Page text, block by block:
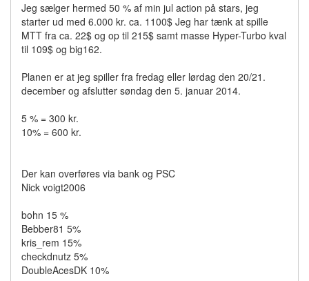
Jeg sælger hermed 50 % af min jul action på stars, jeg
starter ud med 6.000 kr. ca. 1100$ Jeg har tænk at spille
MTT fra ca. 22$ og op til 215$ samt masse Hyper-Turbo kval
til 109$ og big162.
Planen er at jeg spiller fra fredag eller lørdag den 20/21.
december og afslutter søndag den 5. januar 2014.
5 % = 300 kr.
10% = 600 kr.
Der kan overføres via bank og PSC
Nick voigt2006
bohn 15 %
Bebber81 5%
kris_rem 15%
checkdnutz 5%
DoubleAcesDK 10%